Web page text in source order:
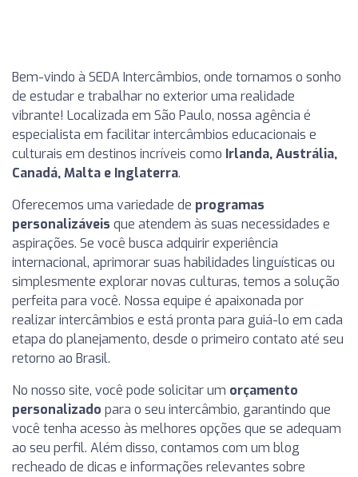
Bem-vindo à SEDA Intercâmbios, onde tornamos o sonho
de estudar e trabalhar no exterior uma realidade
vibrante! Localizada em São Paulo, nossa agência é
especialista em facilitar intercâmbios educacionais e
culturais em destinos incríveis como Irlanda, Austrália,
Canadá, Malta e Inglaterra.
Oferecemos uma variedade de programas
personalizáveis que atendem às suas necessidades e
aspirações. Se você busca adquirir experiência
internacional, aprimorar suas habilidades linguísticas ou
simplesmente explorar novas culturas, temos a solução
perfeita para você. Nossa equipe é apaixonada por
realizar intercâmbios e está pronta para guiá-lo em cada
etapa do planejamento, desde o primeiro contato até seu
retorno ao Brasil.
No nosso site, você pode solicitar um orçamento
personalizado para o seu intercâmbio, garantindo que
você tenha acesso às melhores opções que se adequam
ao seu perfil. Além disso, contamos com um blog
recheado de dicas e informações relevantes sobre